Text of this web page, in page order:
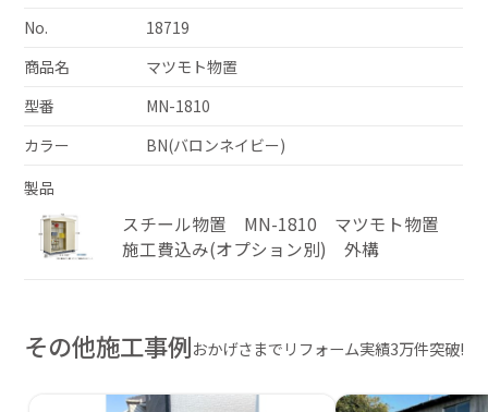
No.
18719
商品名
マツモト物置
型番
MN-1810
カラー
BN(バロンネイビー)
製品
スチール物置 MN-1810 マツモト物置
施工費込み(オプション別) 外構
その他施工事例おかげさまでリフォーム実績3万件突破!